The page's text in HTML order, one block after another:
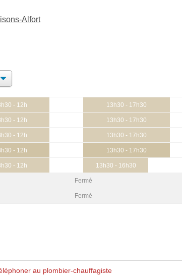
Alfort
- 12h 13h30 - 17h30
- 12h 13h30 - 17h30
- 12h 13h30 - 17h30
- 12h 13h30 - 17h30
- 12h 13h30 - 16h30
Fermé
Fermé
au plombier-chauffagiste